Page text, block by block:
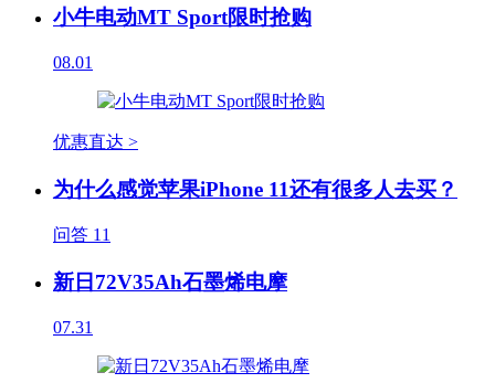
小牛电动MT Sport限时抢购
08.01
优惠直达 >
为什么感觉苹果iPhone 11还有很多人去买？
问答 11
新日72V35Ah石墨烯电摩
07.31